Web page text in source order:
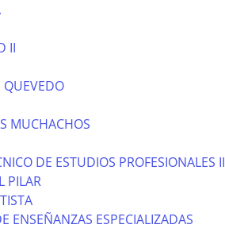
II
QUEVEDO
MUCHACHOS
DE ESTUDIOS PROFESIONALES II
PILAR
ENSEÑANZAS ESPECIALIZADAS